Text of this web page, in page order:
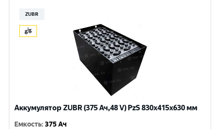
ZUBR
Аккумулятор ZUBR (375 Ач,48 V) PzS 830x415x630 мм
Емкость:375 Ач